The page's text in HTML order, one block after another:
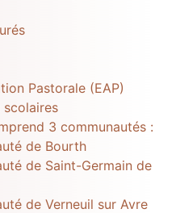
Pastorale (EAP)
scolaires
3 communautés :
de Bourth
de Saint-Germain de
de Verneuil sur Avre